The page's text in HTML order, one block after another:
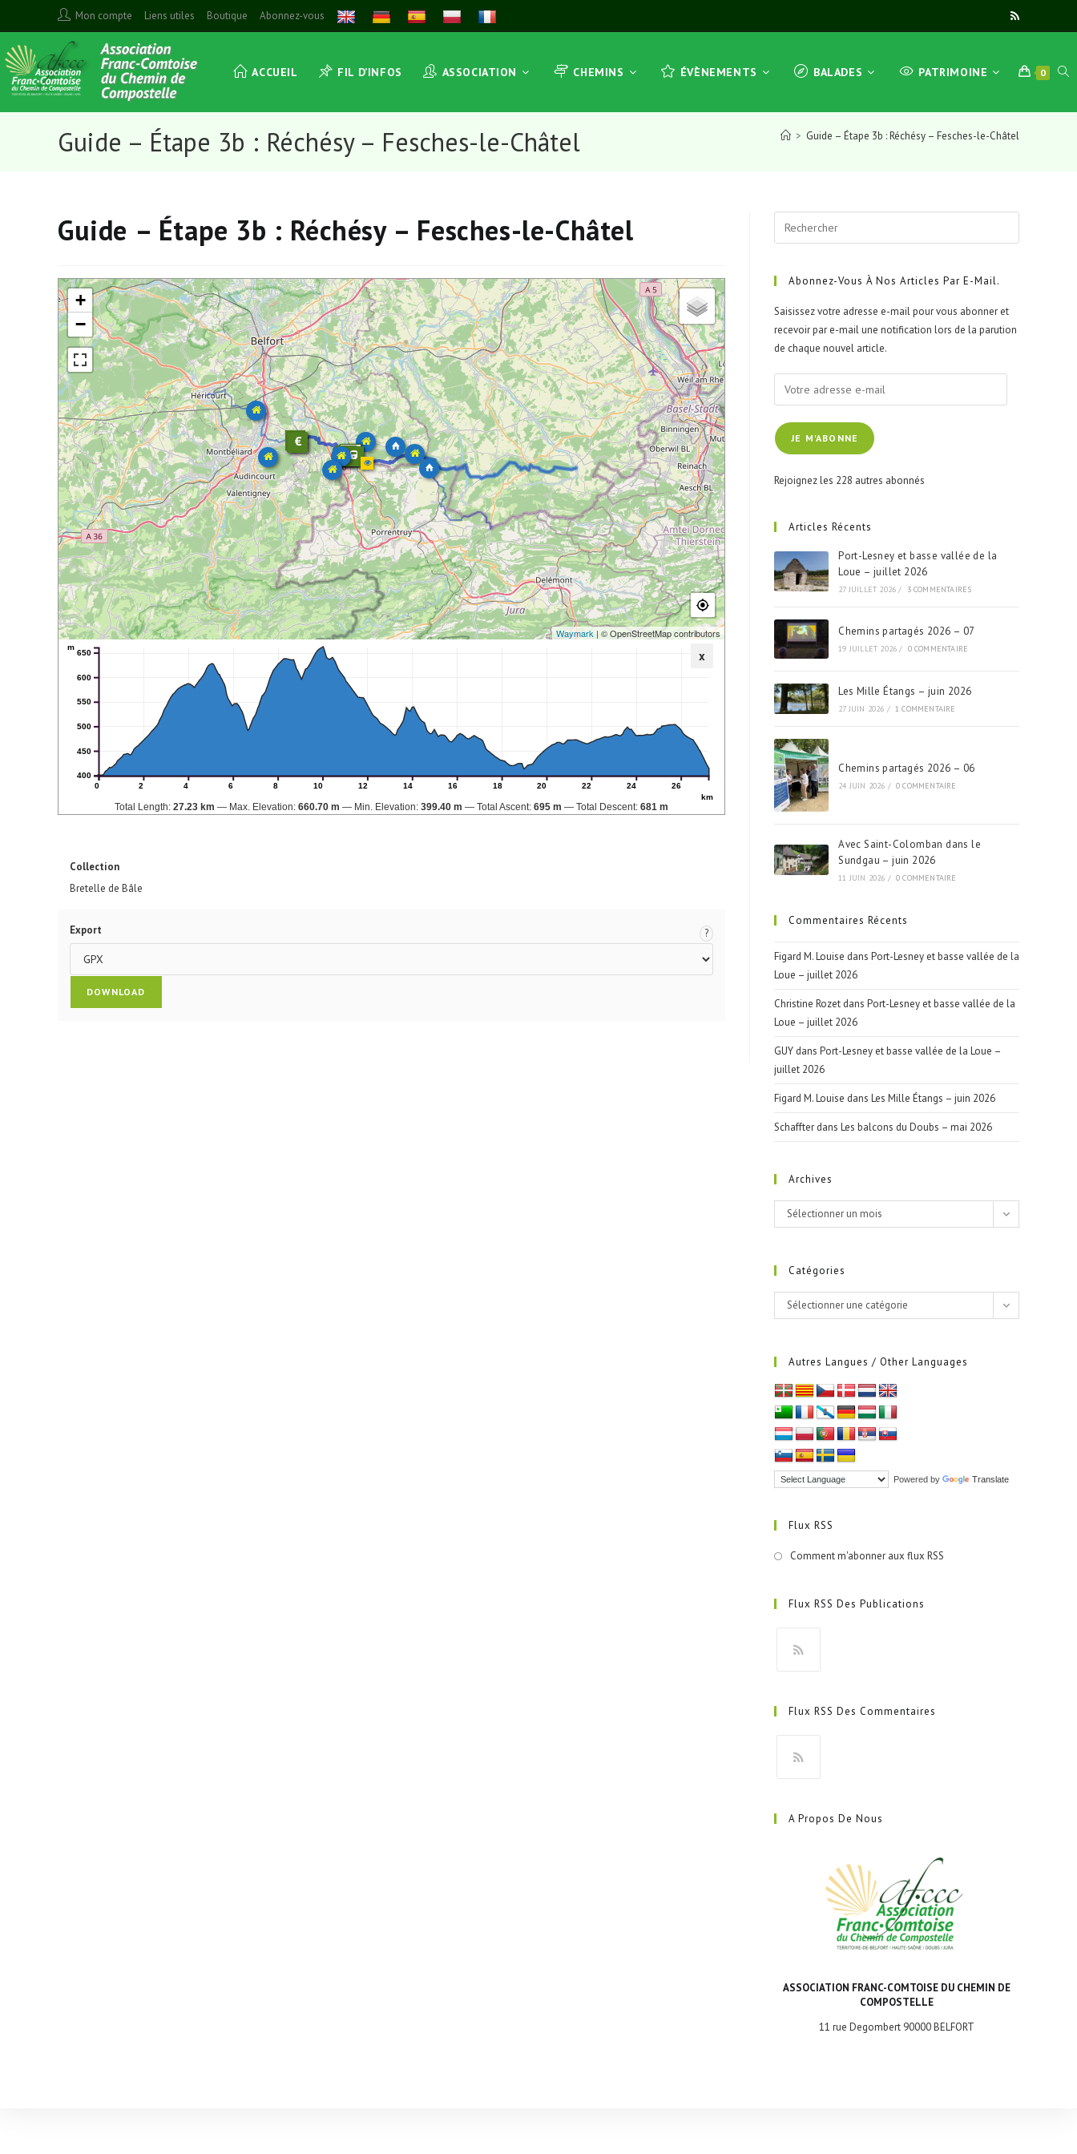
to
content
Mon compte Liens utiles Boutique Abonnez-vous
ACCUEIL FIL D’INFOS ASSOCIATION CHEMINS ÉVÈNEMENTS BALADES PATRIMOINE 0
Guide – Étape 3b : Réchésy – Fesches-le-Châtel > Guide – Étape 3b : Réchésy – Fesches-le-Châtel
Guide – Étape 3b : Réchésy – Fesches-le-Châtel
+
−
Waymark | © OpenStreetMap contributors
x
0 2 4 6 8 10 12 14 16 18 20 22 24 26
km
400
450
500
550
600
650
m
Total Length: 27.23 km Max. Elevation: 660.70 m Min. Elevation: 399.40 m Total Ascent: 695 m Total Descent: 681 m
Collection
Bretelle de Bâle
?
Export
Escape
Abonnez-Vous À Nos Articles Par E-Mail.
Saisissez votre adresse e-mail pour vous abonner et
recevoir par e-mail une notification lors de la parution
de chaque nouvel article.
Votre
adresse
e-
mailJE M'ABONNE
Rejoignez les 228 autres abonnés
Articles Récents
Port-Lesney et basse vallée de la
Loue – juillet 2026
27 JUILLET 2026 / 3 COMMENTAIRES
Chemins partagés 2026 – 07
19 JUILLET 2026 / 0 COMMENTAIRE
Les Mille Étangs – juin 2026
27 JUIN 2026 / 1 COMMENTAIRE
Chemins partagés 2026 – 06
24 JUIN 2026 / 0 COMMENTAIRE
Avec Saint-Colomban dans le
Sundgau – juin 2026
11 JUIN 2026 / 0 COMMENTAIRE
Commentaires Récents
Figard M. Louise dans Port-Lesney et basse vallée de la
Loue – juillet 2026
Christine Rozet dans Port-Lesney et basse vallée de la
Loue – juillet 2026
GUY dans Port-Lesney et basse vallée de la Loue –
juillet 2026
Figard M. Louise dans Les Mille Étangs – juin 2026
Schaffter dans Les balcons du Doubs – mai 2026
Archives
Archives
Sélectionner un mois
Catégories
Catégories
Sélectionner une catégorie
Autres Langues / Other Languages
Powered by Translate
Flux RSS
Comment m'abonner aux flux RSS
Flux RSS Des Publications
un
onglet
Flux RSS Des Commentaires
un
A Propos De Nous
ASSOCIATION FRANC-COMTOISE DU CHEMIN DE
COMPOSTELLE
11 rue Degombert 90000 BELFORT